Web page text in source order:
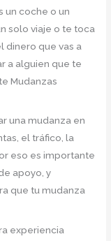
un coche o un
solo viaje o te toca
dinero que vas a
a alguien que te
Mudanzas
una mudanza en
el tráfico, la
eso es importante
apoyo, y
que tu mudanza
experiencia